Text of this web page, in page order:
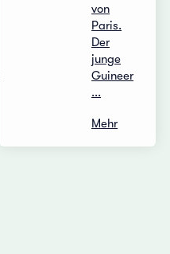
von
Paris.
Der
junge
Guineer
...
Mehr